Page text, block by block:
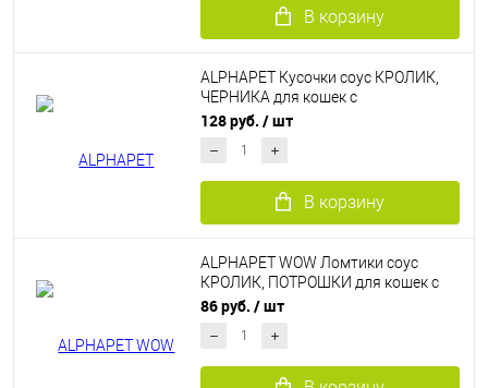
В корзину
ALPHAPET Кусочки соус КРОЛИК,
ЧЕРНИКА для кошек с
чувствительным пищеварением 80
128 руб. / шт
В корзину
ALPHAPET WOW Ломтики соус
КРОЛИК, ПОТРОШКИ для кошек с
чувствительным пищеварением 80
86 руб. / шт